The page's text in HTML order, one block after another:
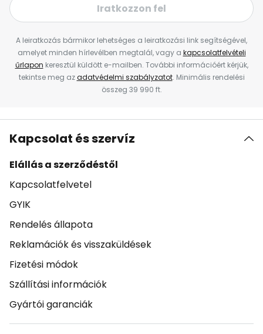
Iratkozzon fel
A leiratkozás bármikor lehetséges a leiratkozási link segítségével,
amelyet minden hírlevélben megtalál, vagy a kapcsolatfelvételi
űrlapon keresztül küldött e-mailben. További információért kérjük,
tekintse meg azadatvédelmi szabályzatot. Minimális rendelési
összeg 39 990 ft.
Kapcsolat és szervíz
Elállás a szerződéstől
Kapcsolatfelvetel
GYIK
Rendelés állapota
Reklamációk és visszaküldések
Fizetési módok
Szállítási információk
Gyártói garanciák